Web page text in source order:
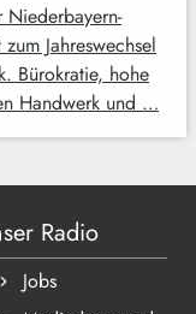
Niederbayern-
Jahreswechsel
Bürokratie, hohe
Handwerk und …
Radio
Jobs